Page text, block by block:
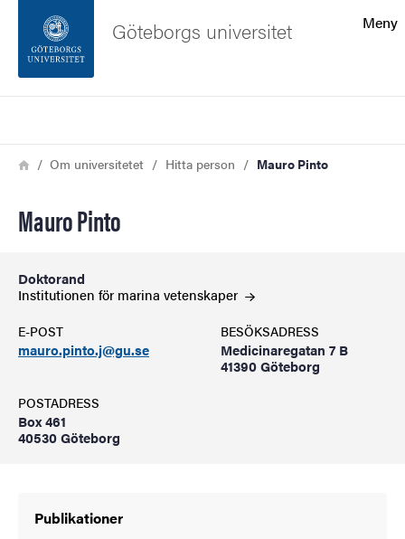
Sidfoten
Meny
Göteborgs universitet
Länkstig
HemOm universitetet Hitta person Mauro Pinto
Mauro Pinto
Doktorand
Institutionen för marina vetenskaper
E-POST
mauro.pinto.j@gu.se
BESÖKSADRESS
Medicinaregatan 7 B
41390 Göteborg
POSTADRESS
Box 461
40530 Göteborg
Publikationer